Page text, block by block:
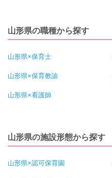
山形県の職種から探す
山形県×保育士
山形県×保育教諭
山形県×看護師
山形県の施設形態から探す
山形県×認可保育園